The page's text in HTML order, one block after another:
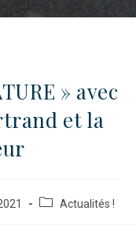
» avec
et la
Actualités !